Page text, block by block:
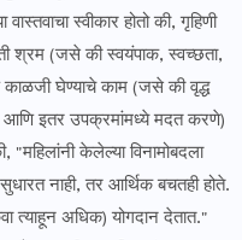
स्वीकार होतो की, गृहिणी
श्रम (जसे की स्वयंपाक, स्वच्छता,
घेण्याचे काम (जसे की वृद्ध
आणि इतर उपक्रमांमध्ये मदत करणे)
केलेल्या विनामोबदला
नाही, तर आर्थिक बचतही होते.
त्याहून अधिक) योगदान देतात."